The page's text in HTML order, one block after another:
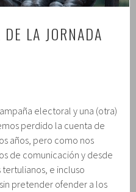
LA JORNADA
electoral y una (otra)
perdido la cuenta de
años, pero como nos
de comunicación y desde
e incluso
pretender ofender a los